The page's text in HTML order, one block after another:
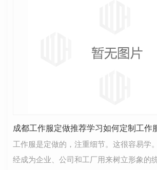
工作服是定做的，注重细节。这很容易学
经成为企业、公司和工厂用来树立形象的